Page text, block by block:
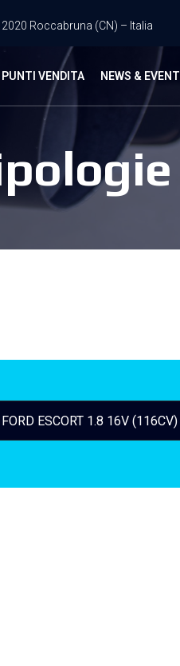
Roccabruna (CN) – Italia
PUNTI VENDITA NEWS & EVENTI